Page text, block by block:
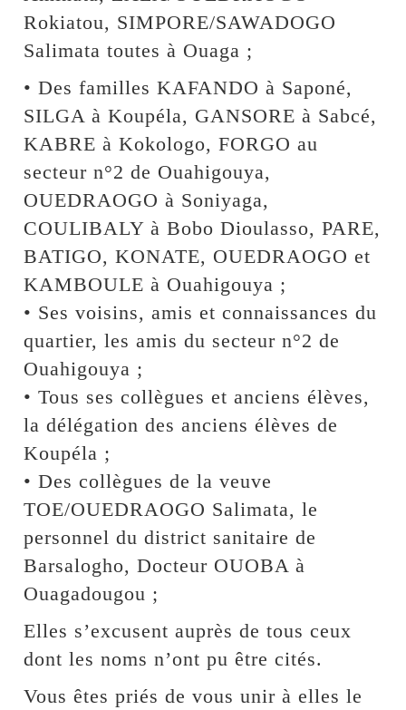
Rokiatou, SIMPORE/SAWADOGO
Salimata toutes à Ouaga ;
• Des familles KAFANDO à Saponé,
SILGA à Koupéla, GANSORE à Sabcé,
KABRE à Kokologo, FORGO au
secteur n°2 de Ouahigouya,
OUEDRAOGO à Soniyaga,
COULIBALY à Bobo Dioulasso, PARE,
BATIGO, KONATE, OUEDRAOGO et
KAMBOULE à Ouahigouya ;
• Ses voisins, amis et connaissances du
quartier, les amis du secteur n°2 de
Ouahigouya ;
• Tous ses collègues et anciens élèves,
la délégation des anciens élèves de
Koupéla ;
• Des collègues de la veuve
TOE/OUEDRAOGO Salimata, le
personnel du district sanitaire de
Barsalogho, Docteur OUOBA à
Ouagadougou ;
Elles s’excusent auprès de tous ceux
dont les noms n’ont pu être cités.
Vous êtes priés de vous unir à elles le